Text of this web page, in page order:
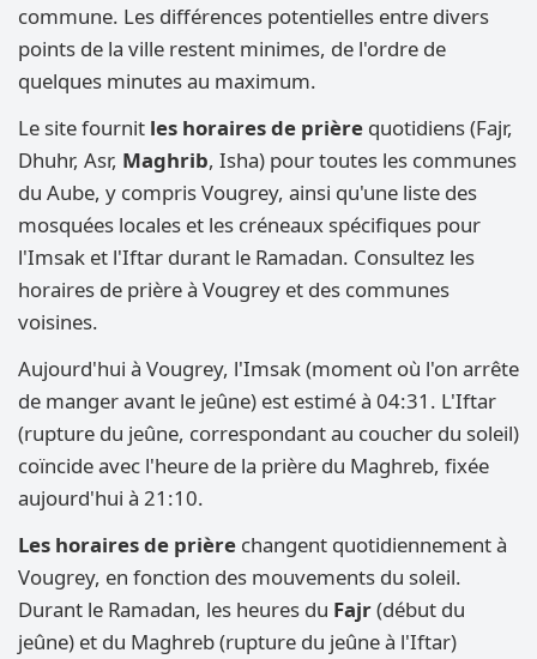
commune. Les différences potentielles entre divers
points de la ville restent minimes, de l'ordre de
quelques minutes au maximum.
Le site fournit les horaires de prière quotidiens (Fajr,
Dhuhr, Asr, Maghrib, Isha) pour toutes les communes
du Aube, y compris Vougrey, ainsi qu'une liste des
mosquées locales et les créneaux spécifiques pour
l'Imsak et l'Iftar durant le Ramadan. Consultez les
horaires de prière à Vougrey et des communes
voisines.
Aujourd'hui à Vougrey, l'Imsak (moment où l'on arrête
de manger avant le jeûne) est estimé à 04:31. L'Iftar
(rupture du jeûne, correspondant au coucher du soleil)
coïncide avec l'heure de la prière du Maghreb, fixée
aujourd'hui à 21:10.
Les horaires de prière changent quotidiennement à
Vougrey, en fonction des mouvements du soleil.
Durant le Ramadan, les heures du Fajr(début du
jeûne) et du Maghreb (rupture du jeûne à l'Iftar)